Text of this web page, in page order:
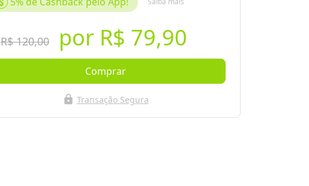
R$ 120,00 por R$ 79,90
Comprar
lock Transação Segura